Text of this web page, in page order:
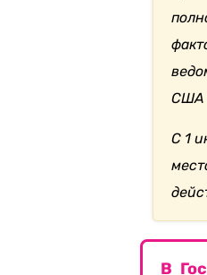
США
С 1
В